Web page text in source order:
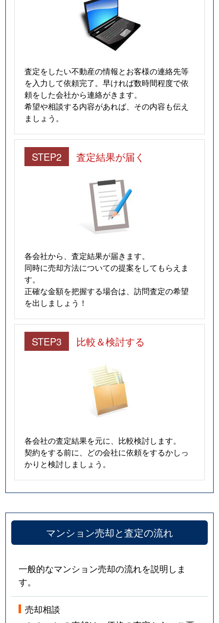
査定をしたい不動産の情報とお客様の連絡先等
を入力して依頼完了。早ければ数時間程度で依
頼をした会社から連絡がきます。
希望や相談する内容があれば、その内容も伝え
ましょう。
STEP2 査定結果が届く
各会社から、査定結果が届きます。
同時に売却方法についての提案をしてもらえま
す。
正確な金額を把握する場合は、訪問査定の希望
を出しましょう！
STEP3 比較＆検討する
各会社の査定結果を元に、比較検討します。
契約をする前に、どの会社に依頼をするかしっ
かりと検討しましょう。
マンション売却と査定の流れ
一般的なマンション売却の流れを説明しま
す。
売却相談